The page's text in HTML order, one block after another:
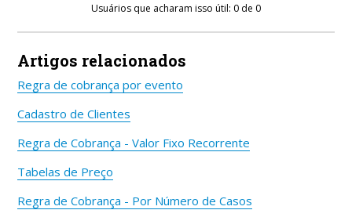
Usuários que acharam isso útil: 0 de 0
Artigos relacionados
Regra de cobrança por evento
Cadastro de Clientes
Regra de Cobrança - Valor Fixo Recorrente
Tabelas de Preço
Regra de Cobrança - Por Número de Casos